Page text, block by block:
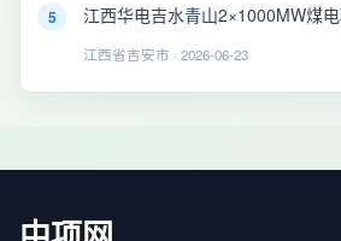
5 江西华电吉水青山2×1000MW煤
江西省吉安市 · 2026-06-23